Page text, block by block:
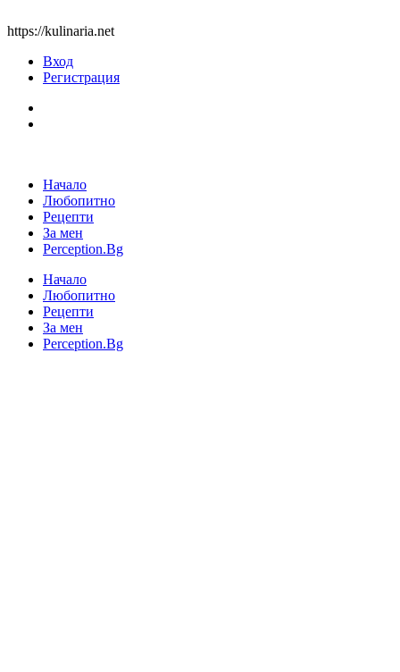
https://kulinaria.net
Вход
Регистрация
Начало
Любопитно
Рецепти
За мен
Perception.Bg
Начало
Любопитно
Рецепти
За мен
Perception.Bg